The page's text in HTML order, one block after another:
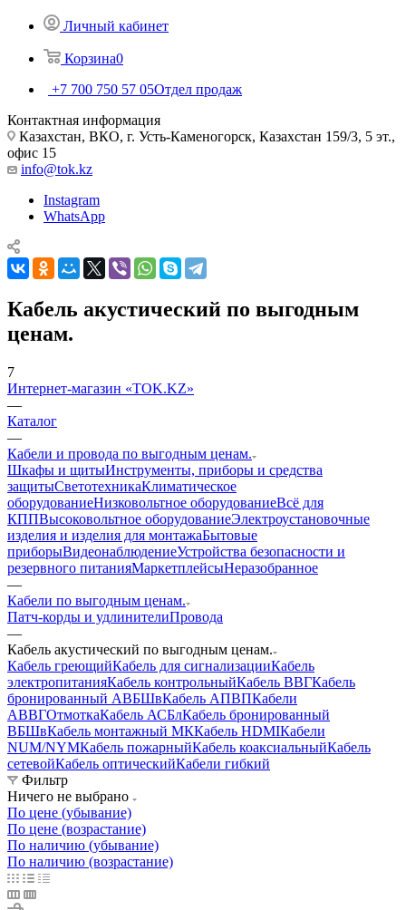
Личный кабинет
Корзина0
+7 700 750 57 05Отдел продаж
Контактная информация
Казахстан, ВКО, г. Усть-Каменогорск, Казахстан 159/3, 5 эт.,
офис 15
info@tok.kz
Instagram
WhatsApp
Кабель акустический по выгодным
ценам.
7
Интернет-магазин «TOK.KZ»
—
Каталог
—
Кабели и провода по выгодным ценам.
Шкафы и щитыИнструменты, приборы и средства
защитыСветотехникаКлиматическое
оборудованиеНизковольтное оборудованиеВсё для
КППВысоковольтное оборудованиеЭлектроустановочные
изделия и изделия для монтажаБытовые
приборыВидеонаблюдениеУстройства безопасности и
резервного питанияМаркетплейсыНеразобранное
—
Кабели по выгодным ценам.
Патч-корды и удлинителиПровода
—
Кабель акустический по выгодным ценам.
Кабель греющийКабель для сигнализацииКабель
электропитанияКабель контрольныйКабель ВВГКабель
бронированный АВБШвКабель АПВПКабели
АВВГОтмоткаКабель АСБлКабель бронированный
ВБШвКабель монтажный МККабель HDMIКабели
NUM/NYMКабель пожарныйКабель коаксиальныйКабель
сетевойКабель оптическийКабели гибкий
Фильтр
Ничего не выбрано
По цене (убывание)
По цене (возрастание)
По наличию (убывание)
По наличию (возрастание)